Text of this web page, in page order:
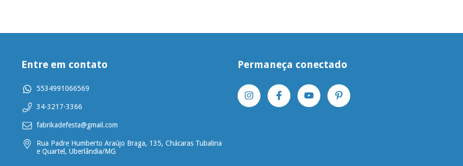
Entre em contato
5534991066569
34-3217-3366
fabrikadefesta@gmail.com
Rua Padre Humberto Araújo Braga, 135, Chácaras Tubalina
e Quartel, Uberlândia/MG
Permaneça conectado